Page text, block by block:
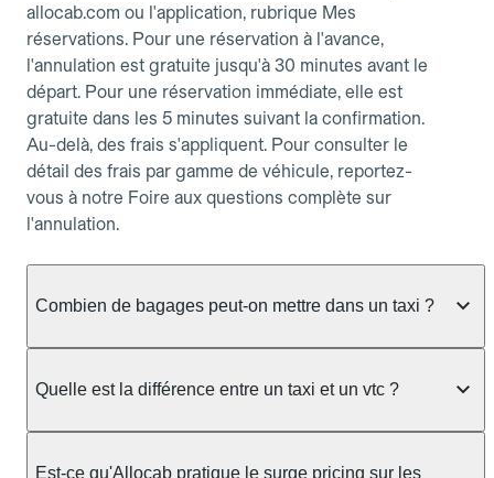
allocab.com ou l'application, rubrique Mes
réservations. Pour une réservation à l'avance,
l'annulation est gratuite jusqu'à 30 minutes avant le
départ. Pour une réservation immédiate, elle est
gratuite dans les 5 minutes suivant la confirmation.
Au-delà, des frais s'appliquent. Pour consulter le
détail des frais par gamme de véhicule, reportez-
vous à notre Foire aux questions complète sur
l'annulation.
Combien de bagages peut-on mettre dans un taxi ?
taxi berline accueille en général jusqu'à 3 bagages
ou nombreux, précisez-le dans le champ "Message
au chauffeur" lors de la réservation. Le prix n'est
Quelle est la différence entre un taxi et un vtc ?
prendre en charge directement dans la rue, à une
Est-ce qu'Allocab pratique le surge pricing sur les